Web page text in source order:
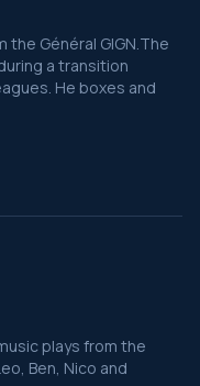
the Général GIGN.The
a transition
He boxes and
plays from the
Ben, Nico and